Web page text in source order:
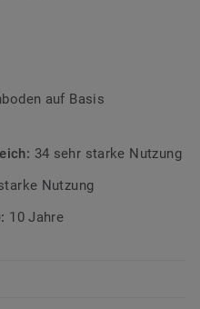
Fliesenformat erhältlich,
auf Basis
34 sehr starke Nutzung
Nutzung
10 Jahre